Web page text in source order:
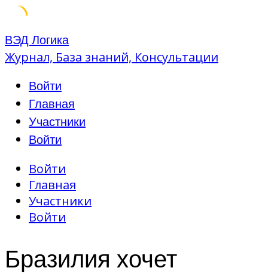
Skip
to
ВЭД Логика
Журнал, База знаний, Консультации
Войти
Главная
Участники
Войти
Войти
Главная
Участники
Войти
Бразилия хочет